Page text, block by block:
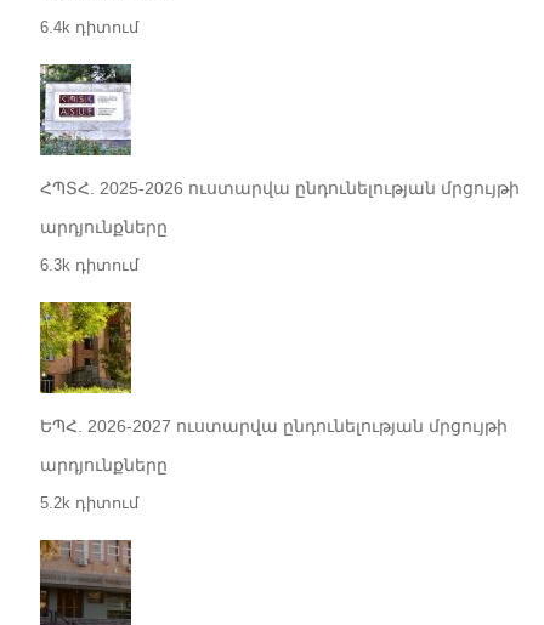
6.4k դիտում
ՀՊՏՀ. 2025-2026 ուստարվա ընդունելության մրցույթի
արդյունքները
6.3k դիտում
ԵՊՀ. 2026-2027 ուստարվա ընդունելության մրցույթի
արդյունքները
5.2k դիտում